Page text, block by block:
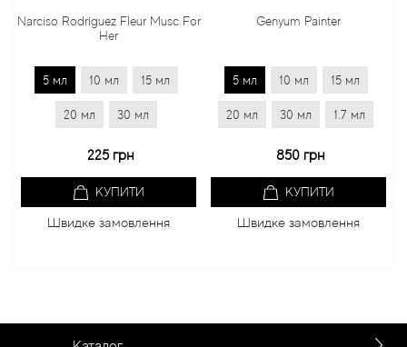
Narciso Rodriguez Fleur Musc For
Her
5 мл 10 мл 15 мл
20 мл 30 мл
225 грн
КУПИТИ
Швидке замовлення
Genyum Painter
5 мл 10 мл 15 мл
20 мл 30 мл 1.7 мл
850 грн
КУПИТИ
Швидке замовлення